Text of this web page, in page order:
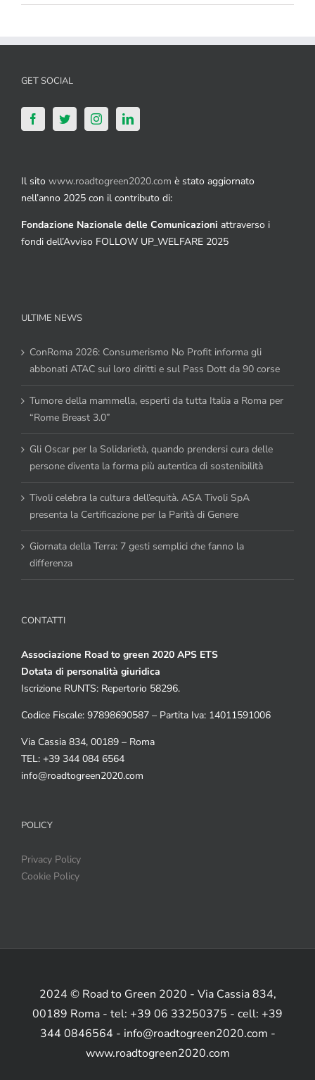
GET SOCIAL
Il sito www.roadtogreen2020.com è stato aggiornato
nell’anno 2025 con il contributo di:
Fondazione Nazionale delle Comunicazioni attraverso i
fondi dell’Avviso FOLLOW UP_WELFARE 2025
ULTIME NEWS
ConRoma 2026: Consumerismo No Profit informa gli
abbonati ATAC sui loro diritti e sul Pass Dott da 90 corse
Tumore della mammella, esperti da tutta Italia a Roma per
“Rome Breast 3.0”
Gli Oscar per la Solidarietà, quando prendersi cura delle
persone diventa la forma più autentica di sostenibilità
Tivoli celebra la cultura dell’equità. ASA Tivoli SpA
presenta la Certificazione per la Parità di Genere
Giornata della Terra: 7 gesti semplici che fanno la
differenza
CONTATTI
Associazione Road to green 2020 APS ETS
Dotata di personalità giuridica
Iscrizione RUNTS: Repertorio 58296.
Codice Fiscale: 97898690587 – Partita Iva: 14011591006
Via Cassia 834, 00189 – Roma
TEL: +39 344 084 6564
info@roadtogreen2020.com
POLICY
Privacy Policy
Cookie Policy
2024 © Road to Green 2020 - Via Cassia 834,
00189 Roma - tel: +39 06 33250375 - cell: +39
344 0846564 - info@roadtogreen2020.com -
www.roadtogreen2020.com